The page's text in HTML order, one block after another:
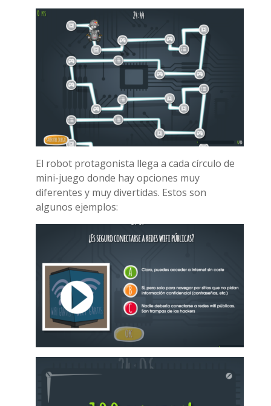
El robot protagonista llega a cada círculo de
mini-juego donde hay opciones muy
diferentes y muy divertidas. Estos son
algunos ejemplos: